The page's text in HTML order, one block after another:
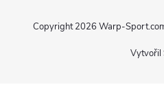
Vytvořil
Copyright 2026 Warp-